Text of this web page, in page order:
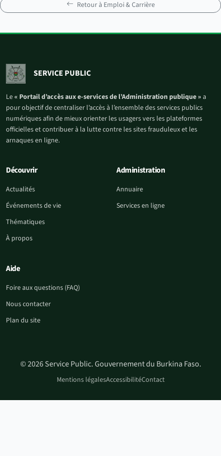
Retour à Emploi & Carrière
SERVICE PUBLIC
Le« Portail d’accès aux e-services de l’Administration publique » a
pour objectif de centraliser l’accès à l’ensemble des services publics
numériques afin de mieux orienter les usagers vers les plateformes
officielles et contribuer à la lutte contre les sites frauduleux et les
arnaques en ligne.
Découvrir
Actualités
Événements de vie
Thématiques
À propos
Administration
Annuaire
Services en ligne
Aide
Foire aux questions (FAQ)
Nous contacter
Plan du site
© 2026 Service Public. Gouvernement du Burkina Faso.
Mentions légalesAccessibilitéContact